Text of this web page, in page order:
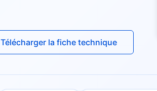
Télécharger la fiche technique